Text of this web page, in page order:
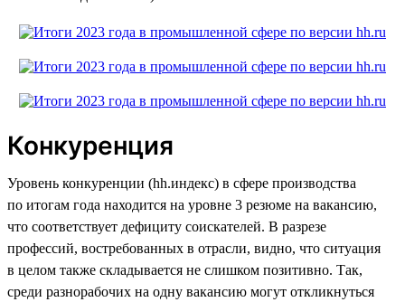
Конкуренция
Уровень конкуренции (hh.индекс) в сфере производства
по итогам года находится на уровне 3 резюме на вакансию,
что соответствует дефициту соискателей. В разрезе
профессий, востребованных в отрасли, видно, что ситуация
в целом также складывается не слишком позитивно. Так,
среди разнорабочих на одну вакансию могут откликнуться